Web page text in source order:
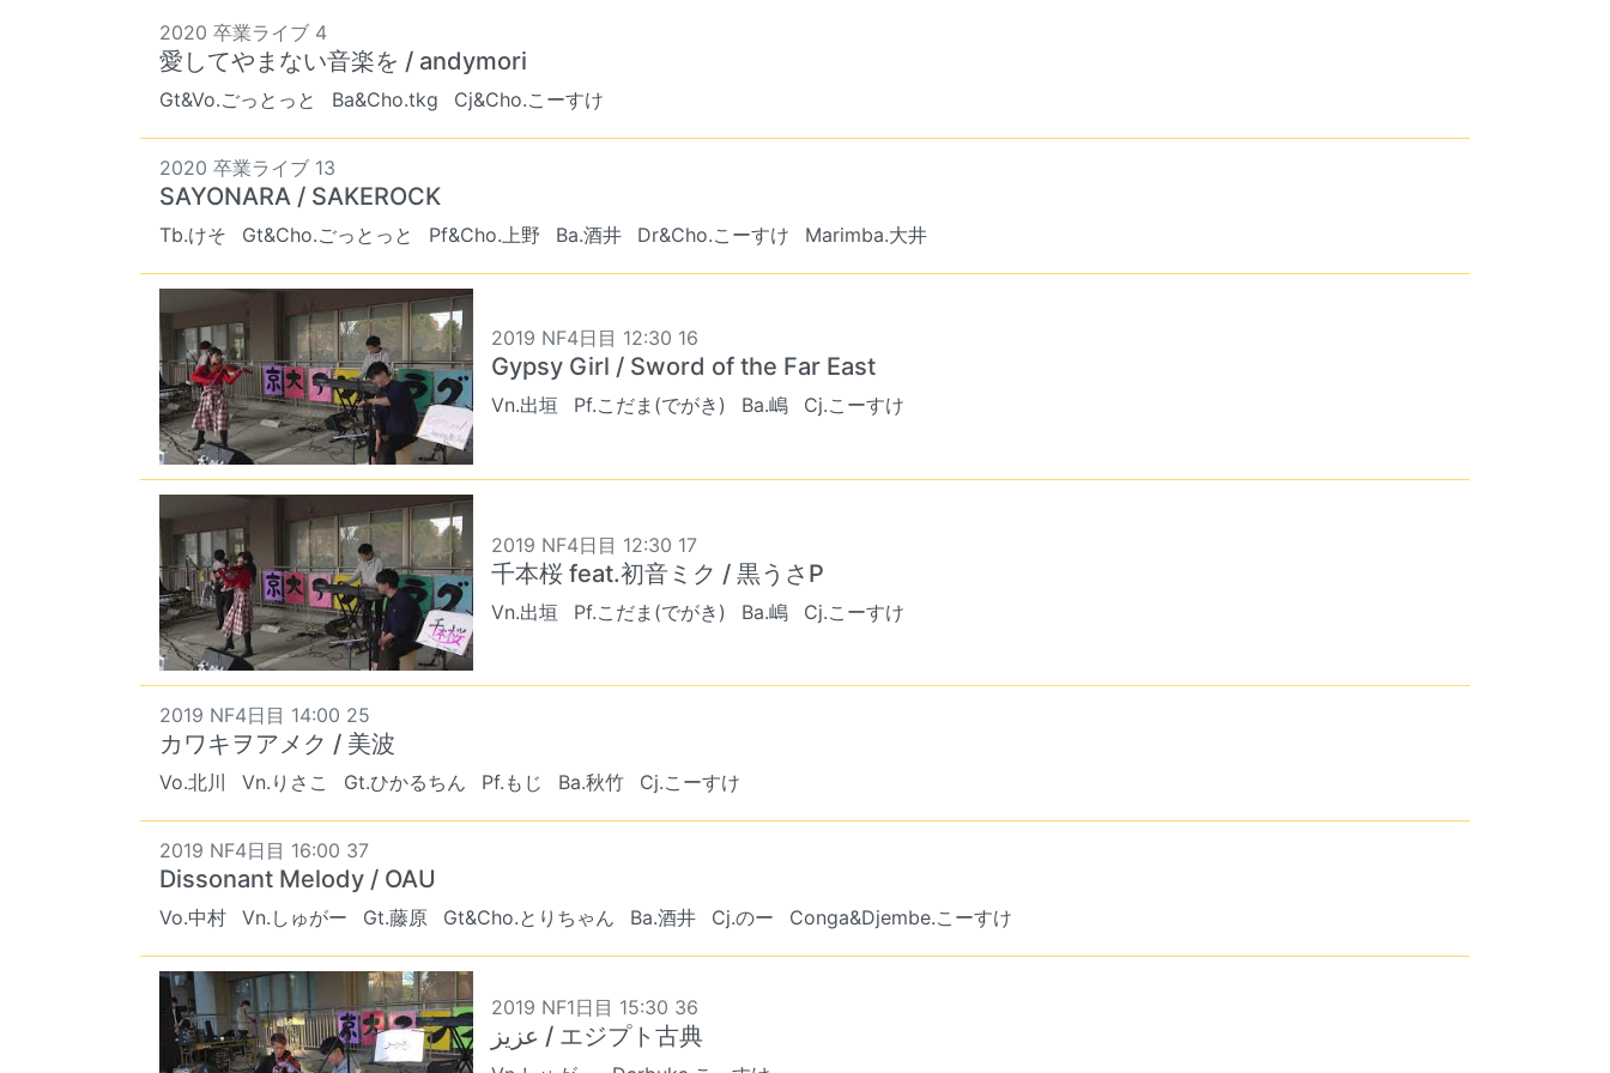
2020 卒業ライブ 4
愛してやまない音楽を / andymori
Gt&Vo.ごっとっと Ba&Cho.tkg Cj&Cho.こーすけ
2020 卒業ライブ 13
SAYONARA / SAKEROCK
Tb.けそ Gt&Cho.ごっとっと Pf&Cho.上野 Ba.酒井 Dr&Cho.こーすけ Marimba.大井
2019 NF4日目 12:30 16
Gypsy Girl / Sword of the Far East
Vn.出垣 Pf.こだま(でがき) Ba.嶋 Cj.こーすけ
2019 NF4日目 12:30 17
千本桜 feat.初音ミク / 黒うさP
Vn.出垣 Pf.こだま(でがき) Ba.嶋 Cj.こーすけ
2019 NF4日目 14:00 25
カワキヲアメク / 美波
Vo.北川 Vn.りさこ Gt.ひかるちん Pf.もじ Ba.秋竹 Cj.こーすけ
2019 NF4日目 16:00 37
Dissonant Melody / OAU
Vo.中村 Vn.しゅがー Gt.藤原 Gt&Cho.とりちゃん Ba.酒井 Cj.のー Conga&Djembe.こーすけ
2019 NF1日目 15:30 36
عزيز / エジプト古典